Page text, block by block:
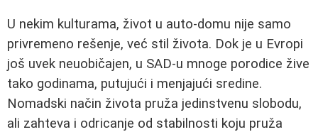
U nekim kulturama, život u auto-domu nije samo
privremeno rešenje, već stil života. Dok je u Evropi
još uvek neuobičajen, u SAD-u mnoge porodice žive
tako godinama, putujući i menjajući sredine.
Nomadski način života pruža jedinstvenu slobodu,
ali zahteva i odricanje od stabilnosti koju pruža